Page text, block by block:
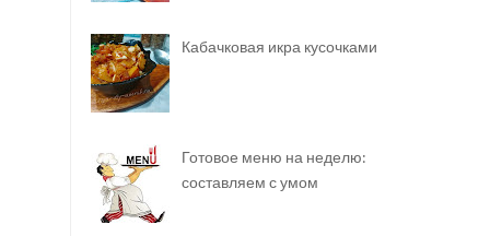
Кабачковая икра кусочками
Готовое меню на неделю:
составляем с умом